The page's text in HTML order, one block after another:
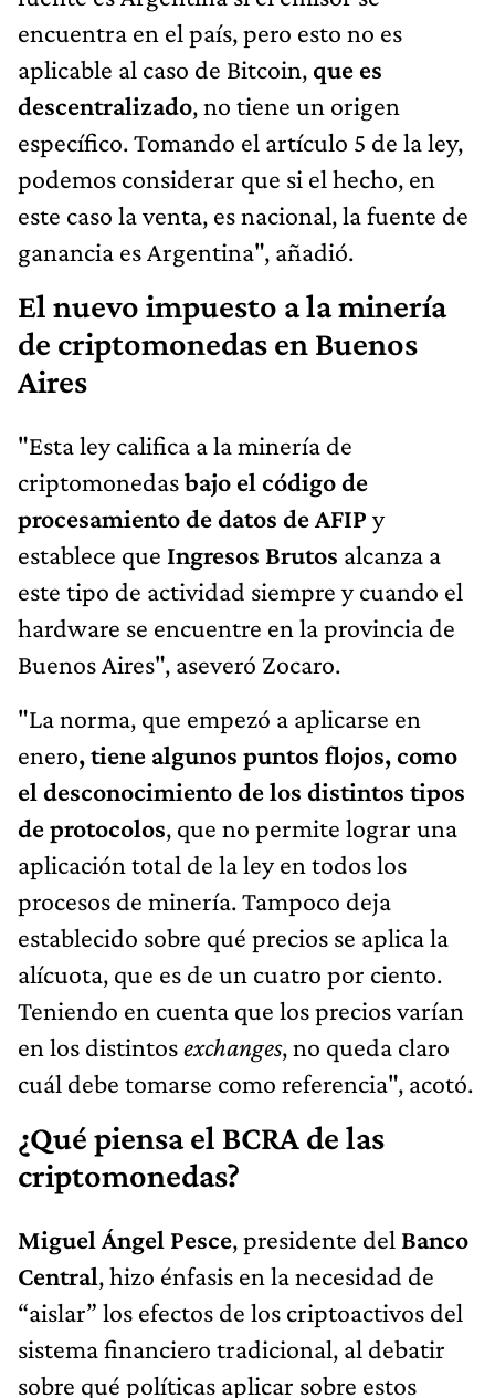
encuentra en el país, pero esto no es
aplicable al caso de Bitcoin, que es
descentralizado, no tiene un origen
específico. Tomando el artículo 5 de la ley,
podemos considerar que si el hecho, en
este caso la venta, es nacional, la fuente de
ganancia es Argentina", añadió.
El nuevo impuesto a la minería
de criptomonedas en Buenos
Aires
"Esta ley califica a la minería de
criptomonedasbajo el código de
procesamiento de datos de AFIP y
establece que Ingresos Brutos alcanza a
este tipo de actividad siempre y cuando el
hardware se encuentre en la provincia de
Buenos Aires", aseveró Zocaro.
"La norma, que empezó a aplicarse en
enero, tiene algunos puntos flojos, como
el desconocimiento de los distintos tipos
de protocolos, que no permite lograr una
aplicación total de la ley en todos los
procesos de minería. Tampoco deja
establecido sobre qué precios se aplica la
alícuota, que es de un cuatro por ciento.
Teniendo en cuenta que los precios varían
en los distintosexchanges, no queda claro
cuál debe tomarse como referencia", acotó.
¿Qué piensa el BCRA de las
criptomonedas?
Miguel Ángel Pesce, presidente del Banco
Central, hizo énfasis en la necesidad de
“aislar” los efectos de los criptoactivos del
sistema financiero tradicional, al debatir
sobre qué políticas aplicar sobre estos